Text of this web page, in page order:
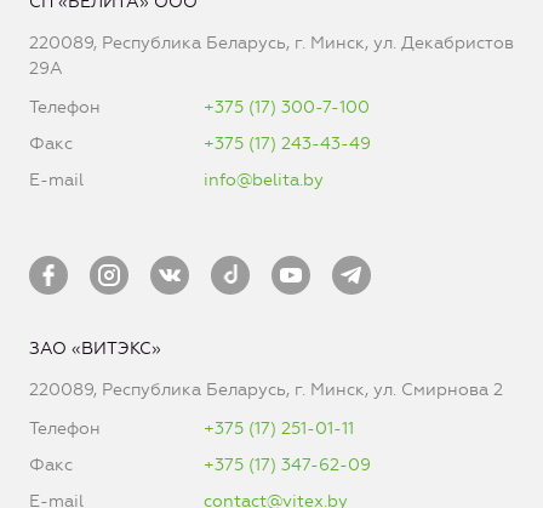
220089, Республика Беларусь, г. Минск, ул. Декабристов
29А
Телефон
+375 (17) 300-7-100
Факс
+375 (17) 243-43-49
E-mail
info@belita.by
ЗАО «ВИТЭКС»
220089, Республика Беларусь, г. Минск, ул. Смирнова 2
Телефон
+375 (17) 251-01-11
Факс
+375 (17) 347-62-09
E-mail
contact@vitex.by